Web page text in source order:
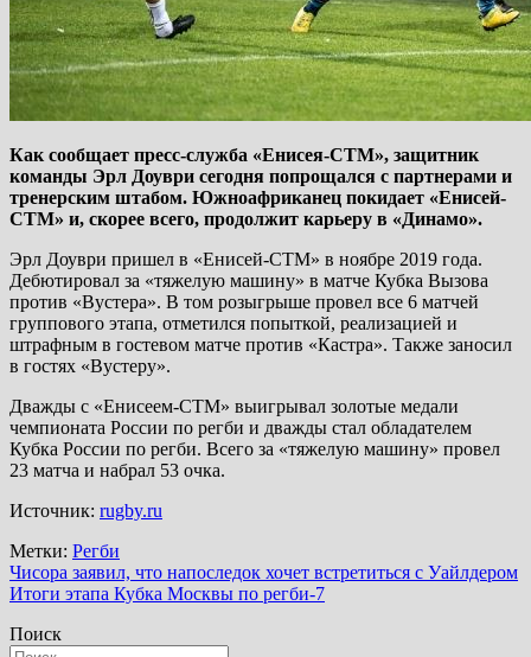
Как сообщает пресс-служба «Енисея-СТМ», защитник
команды Эрл Доуври сегодня попрощался с партнерами и
тренерским штабом. Южноафриканец покидает «Енисей-
СТМ» и, скорее всего, продолжит карьеру в «Динамо».
Эрл Доуври пришел в «Енисей-СТМ» в ноябре 2019 года.
Дебютировал за «тяжелую машину» в матче Кубка Вызова
против «Вустера». В том розыгрыше провел все 6 матчей
группового этапа, отметился попыткой, реализацией и
штрафным в гостевом матче против «Кастра». Также заносил
в гостях «Вустеру».
Дважды с «Енисеем-СТМ» выигрывал золотые медали
чемпионата России по регби и дважды стал обладателем
Кубка России по регби. Всего за «тяжелую машину» провел
23 матча и набрал 53 очка.
Источник: rugby.ru
Метки: Регби
Навигация
по
записям
Чисора заявил, что напоследок хочет встретиться с Уайлдером
Итоги этапа Кубка Москвы по регби-7
Поиск